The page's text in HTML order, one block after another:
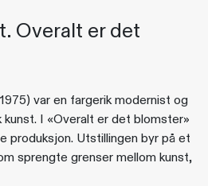
Overalt er det
var en fargerik modernist og
kunst. I «Overalt er det blomster»
produksjon. Utstillingen byr på et
sprengte grenser mellom kunst,